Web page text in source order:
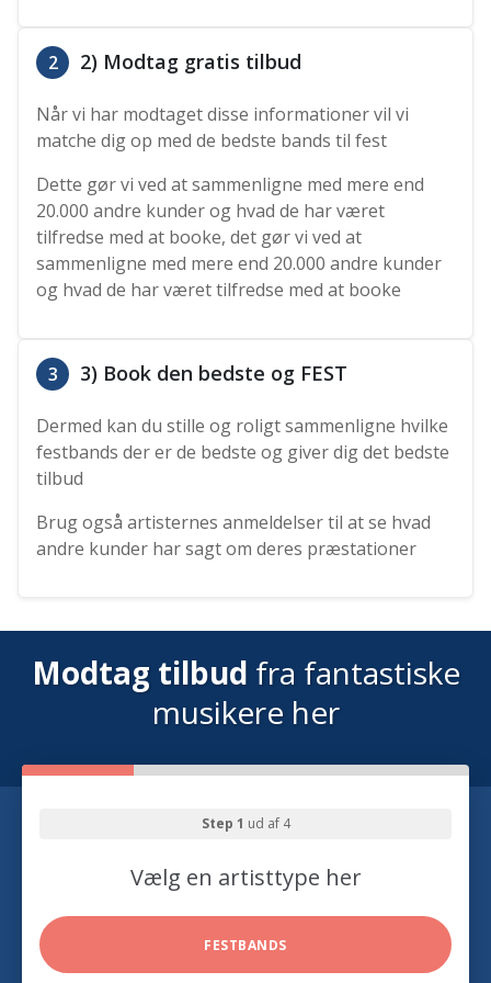
2 2) Modtag gratis tilbud
Når vi har modtaget disse informationer vil vi
matche dig op med de bedste bands til fest
Dette gør vi ved at sammenligne med mere end
20.000 andre kunder og hvad de har været
tilfredse med at booke, det gør vi ved at
sammenligne med mere end 20.000 andre kunder
og hvad de har været tilfredse med at booke
3 3) Book den bedste og FEST
Dermed kan du stille og roligt sammenligne hvilke
festbands der er de bedste og giver dig det bedste
tilbud
Brug også artisternes anmeldelser til at se hvad
andre kunder har sagt om deres præstationer
Modtag tilbud fra fantastiske
musikere her
Step 1 ud af 4
Vælg en artisttype her
FESTBANDS